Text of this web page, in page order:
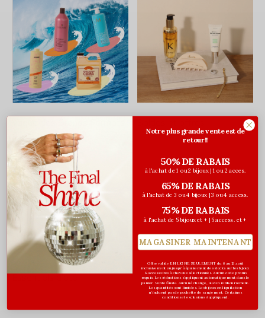
Essentiels d'été
Notre plus grande vente est de
retour!!
50% DE RABAIS
à l'achat de 1 ou 2 bijoux | 1 ou 2 acces.
65% DE RABAIS
à l'achat de 3 ou 4 bijoux | 3 ou 4 access.
75% DE RABAIS
à l'achat de 5 bijoux et + | 5 access. et +
MAGASINER MAINTENANT
Offre valide EN LIGNE SEULEMENT du 6 au 12 août
inclusivement ou jusqu'à épuisement des stocks sur les bijoux
& accessoires à cheveux sélectionnés. Aucun code promo
requis. Les réductions s’appliquent automatiquement dans le
panier. Vente finale. Aucun échange, aucun remboursement.
Les quantités sont limitées. Les bijoux en liquidation
n'incluent pas de pochette de rangement. Certaines
conditions et exclusions s'appliquent.